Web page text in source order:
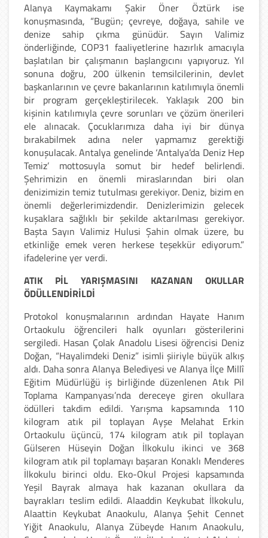
Alanya Kaymakamı Şakir Öner Öztürk ise
konuşmasında, “Bugün; çevreye, doğaya, sahile ve
denize sahip çıkma günüdür. Sayın Valimiz
önderliğinde, COP31 faaliyetlerine hazırlık amacıyla
başlatılan bir çalışmanın başlangıcını yapıyoruz. Yıl
sonuna doğru, 200 ülkenin temsilcilerinin, devlet
başkanlarının ve çevre bakanlarının katılımıyla önemli
bir program gerçekleştirilecek. Yaklaşık 200 bin
kişinin katılımıyla çevre sorunları ve çözüm önerileri
ele alınacak. Çocuklarımıza daha iyi bir dünya
bırakabilmek adına neler yapmamız gerektiği
konuşulacak. Antalya genelinde ‘Antalya’da Deniz Hep
Temiz’ mottosuyla somut bir hedef belirlendi.
Şehrimizin en önemli miraslarından biri olan
denizimizin temiz tutulması gerekiyor. Deniz, bizim en
önemli değerlerimizdendir. Denizlerimizin gelecek
kuşaklara sağlıklı bir şekilde aktarılması gerekiyor.
Başta Sayın Valimiz Hulusi Şahin olmak üzere, bu
etkinliğe emek veren herkese teşekkür ediyorum.”
ifadelerine yer verdi.
ATIK PİL YARIŞMASINI KAZANAN OKULLAR
ÖDÜLLENDİRİLDİ
Protokol konuşmalarının ardından Hayate Hanım
Ortaokulu öğrencileri halk oyunları gösterilerini
sergiledi. Hasan Çolak Anadolu Lisesi öğrencisi Deniz
Doğan, “Hayalimdeki Deniz” isimli şiiriyle büyük alkış
aldı. Daha sonra Alanya Belediyesi ve Alanya İlçe Millî
Eğitim Müdürlüğü iş birliğinde düzenlenen Atık Pil
Toplama Kampanyası’nda dereceye giren okullara
ödülleri takdim edildi. Yarışma kapsamında 110
kilogram atık pil toplayan Ayşe Melahat Erkin
Ortaokulu üçüncü, 174 kilogram atık pil toplayan
Gülseren Hüseyin Doğan İlkokulu ikinci ve 368
kilogram atık pil toplamayı başaran Konaklı Menderes
İlkokulu birinci oldu. Eko-Okul Projesi kapsamında
Yeşil Bayrak almaya hak kazanan okullara da
bayrakları teslim edildi. Alaaddin Keykubat İlkokulu,
Alaattin Keykubat Anaokulu, Alanya Şehit Cennet
Yiğit Anaokulu, Alanya Zübeyde Hanım Anaokulu,